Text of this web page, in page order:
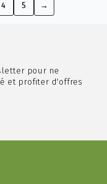
4 5 →
pour ne
et profiter d'offres